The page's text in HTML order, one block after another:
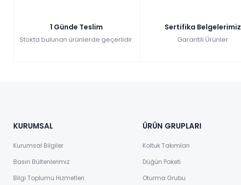
1 Günde Teslim
Stokta bulunan ürünlerde geçerlidir.
Sertifika Belgelerimiz
Garantili Ürünler
KURUMSAL
Kurumsal Bilgiler
Basın Bültenlerimiz
Bilgi Toplumu Hizmetleri
ÜRÜN GRUPLARI
Koltuk Takımları
Düğün Paketi
Oturma Grubu